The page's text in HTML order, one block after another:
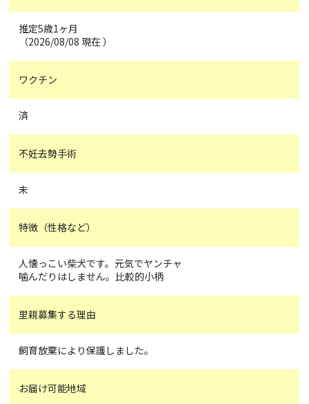
推定5歳1ヶ月
（2026/08/08 現在 ）
ワクチン
済
不妊去勢手術
未
特徴（性格など）
人懐っこい柴犬です。元気でヤンチャ
噛んだりはしません。比較的小柄
里親募集する理由
飼育放棄により保護しました。
お届け可能地域